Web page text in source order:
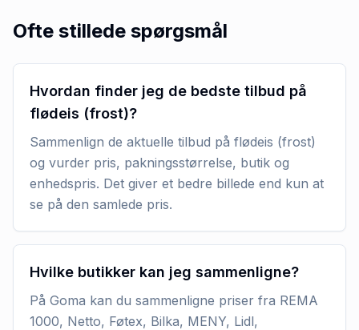
Ofte stillede spørgsmål
Hvordan finder jeg de bedste tilbud på
flødeis (frost)?
Sammenlign de aktuelle tilbud på flødeis (frost)
og vurder pris, pakningsstørrelse, butik og
enhedspris. Det giver et bedre billede end kun at
se på den samlede pris.
Hvilke butikker kan jeg sammenligne?
På Goma kan du sammenligne priser fra REMA
1000, Netto, Føtex, Bilka, MENY, Lidl,